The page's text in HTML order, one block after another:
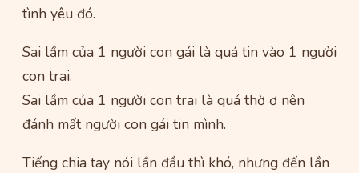
tình yêu đó.
Sai lầm của 1 người con gái là quá tin vào 1 người
con trai.
Sai lầm của 1 người con trai là quá thờ ơ nên
đánh mất người con gái tin mình.
Tiếng chia tay nói lần đầu thì khó, nhưng đến lần